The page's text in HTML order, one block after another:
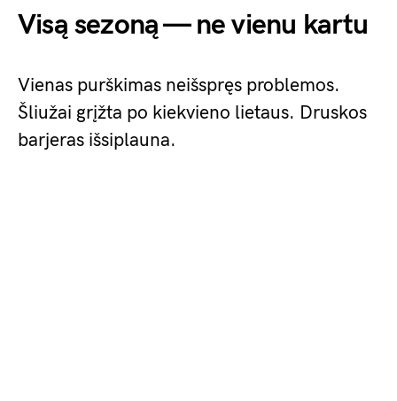
Visą sezoną — ne vienu kartu
Vienas purškimas neišspręs problemos.
Šliužai grįžta po kiekvieno lietaus. Druskos
barjeras išsiplauna.